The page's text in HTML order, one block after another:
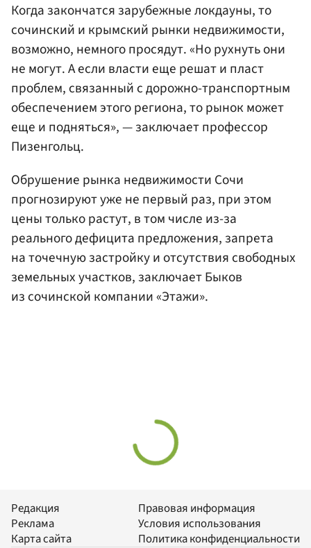
Когда закончатся зарубежные локдауны, то
сочинский и крымский рынки недвижимости,
возможно, немного просядут. «Но рухнуть они
не могут. А если власти еще решат и пласт
проблем, связанный с дорожно-транспортным
обеспечением этого региона, то рынок может
еще и подняться», — заключает профессор
Пизенгольц.
Обрушение рынка недвижимости Сочи
прогнозируют уже не первый раз, при этом
цены только растут, в том числе из-за
реального дефицита предложения, запрета
на точечную застройку и отсутствия свободных
земельных участков, заключает Быков
из сочинской компании «Этажи».
Редакция
Реклама
Карта сайта
Правовая информация
Условия использования
Политика конфиденциальности